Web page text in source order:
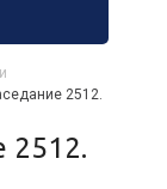
2512.
2512.